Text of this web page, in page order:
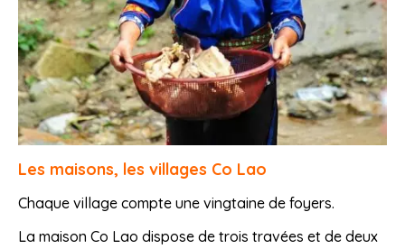
Les maisons, les villages Co Lao
Chaque village compte une vingtaine de foyers.
La maison Co Lao dispose de trois travées et de deux